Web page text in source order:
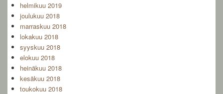
helmikuu 2019
joulukuu 2018
marraskuu 2018
lokakuu 2018
syyskuu 2018
elokuu 2018
heinäkuu 2018
kesäkuu 2018
toukokuu 2018